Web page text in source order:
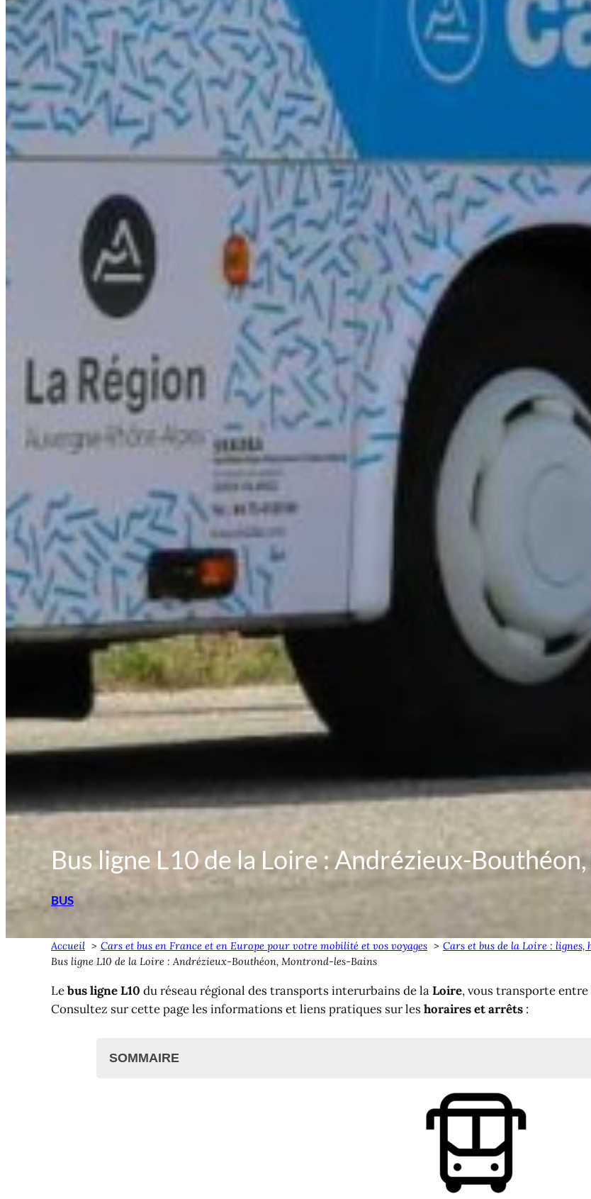
Bus ligne L10 de la Loire : Andrézieux-
BUS
Accueil Cars et bus en France et en Europe pour votre mobilité et vos voyages
Cars et bus de la Loire :
Bus ligne L10 de la Loire : Andrézieux-Bouthéon, Montrond-les-Bains
Lebus ligne L10 du réseau régional des transports interurbains de laLoire, vous transporte entre
Consultez sur cette page les informations et liens pratiques sur les horaires et arrêts :
SOMMAIRE
Bus Andrézieux-Bouthéon <> Montrond-les-Bains